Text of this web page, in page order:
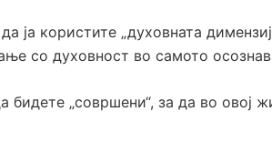
ја користите „духовната
со духовност во самото
„совршени“, за да во овој